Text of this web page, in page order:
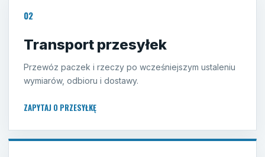
02
Transport przesyłek
Przewóz paczek i rzeczy po wcześniejszym ustaleniu
wymiarów, odbioru i dostawy.
ZAPYTAJ O PRZESYŁKĘ